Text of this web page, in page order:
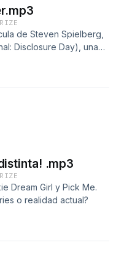
de Steven Spielberg,
Disclosure Day), una
en un escenario de
¿hay vida
.mp3
Dream Girl y Pick Me.
o realidad actual?